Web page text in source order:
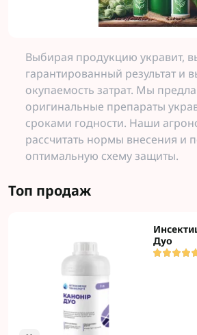
Выбирая продукцию укравит,
гарантированный результат и
окупаемость затрат. Мы
оригинальные препараты
сроками годности. Наши
рассчитать нормы внесения и
оптимальную схему защиты.
Топ продаж
Дуо